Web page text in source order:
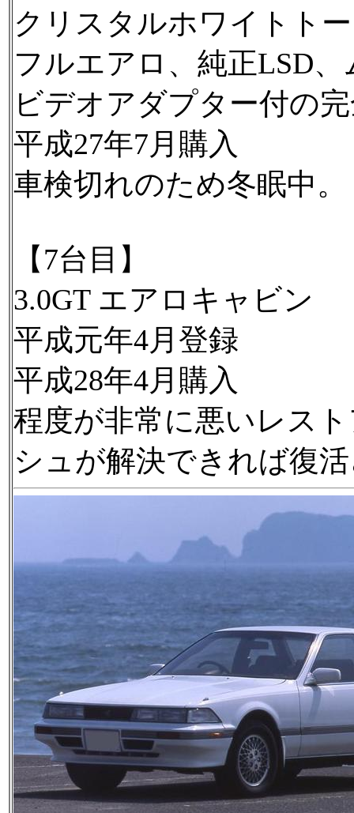
クリスタルホワイトト
フルエアロ、純正LSD
ビデオアダプター付の
平成27年7月購入
車検切れのため冬眠中。
【7台目】
3.0GT エアロキャビン
平成元年4月登録
平成28年4月購入
程度が非常に悪いレス
シュが解決できれば復